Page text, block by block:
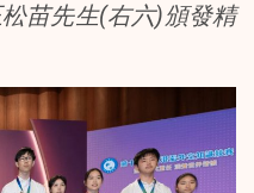
苗先生(右六)頒發精